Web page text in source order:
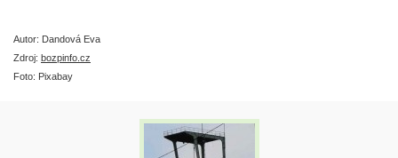
Autor: Dandová Eva
Zdroj: bozpinfo.cz
Foto: Pixabay